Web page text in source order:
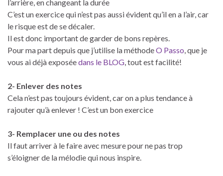
l’arrière, en changeant la durée
C’est un exercice qui n’est pas aussi évident qu’il en a l’air, car
le risque est de se décaler.
Il est donc important de garder de bons repères.
Pour ma part depuis que j’utilise la méthodeO Passo, que je
vous ai déjà exposéedans le BLOG, tout est facilité!
2- Enlever des notes
Cela n’est pas toujours évident, car on a plus tendance à
rajouter qu’à enlever ! C’est un bon exercice
3- Remplacer une ou des notes
Il faut arriver à le faire avec mesure pour ne pas trop
s’éloigner de la mélodie qui nous inspire.